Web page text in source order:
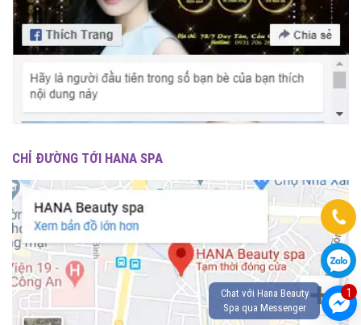
CHỈ ĐƯỜNG TỚI HANA SPA
1
Chat với Hana Beauty
Spa qua Messenger